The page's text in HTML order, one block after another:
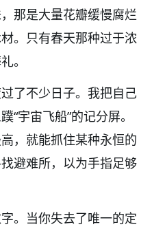
那是大量花瓣缓慢腐烂
。只有春天那种过于浓
。
了不少日子。我把自己
“宇宙飞船”的记分屏。
，就能抓住某种永恒的
避难所，以为手指足够
。当你失去了唯一的定